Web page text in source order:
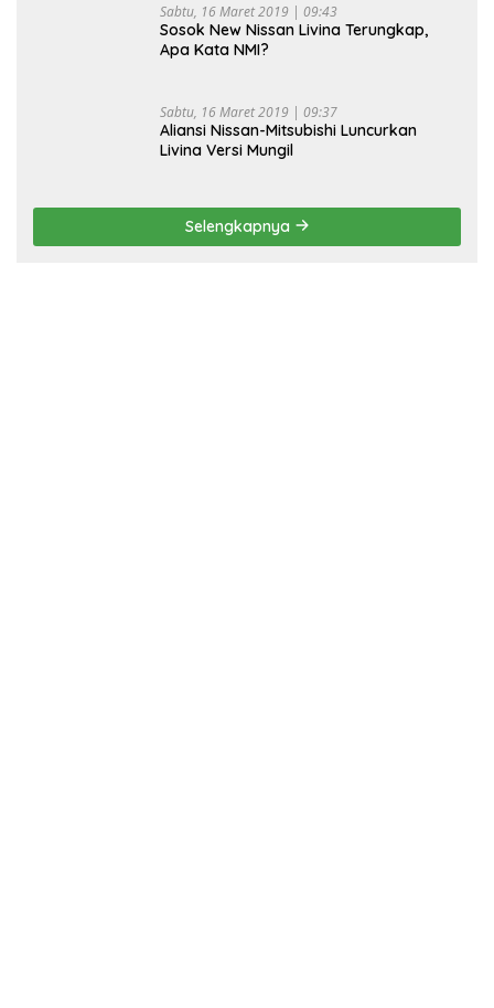
Sabtu, 16 Maret 2019 | 09:43
Sosok New Nissan Livina Terungkap,
Apa Kata NMI?
Sabtu, 16 Maret 2019 | 09:37
Aliansi Nissan-Mitsubishi Luncurkan
Livina Versi Mungil
Selengkapnya